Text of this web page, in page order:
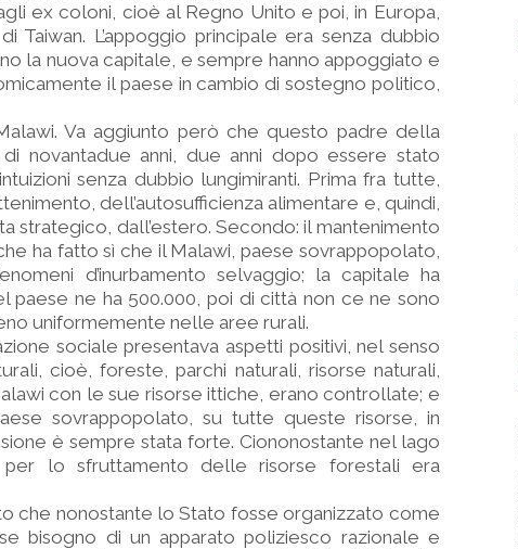
ex coloni, cioè al Regno Unito e poi, in Europa,
Taiwan. L’appoggio principale era senza dubbio
la nuova capitale, e sempre hanno appoggiato e
il paese in cambio di sostegno politico,
Va aggiunto però che questo padre della
novantadue anni, due anni dopo essere stato
senza dubbio lungimiranti. Prima fra tutte,
dell’autosufficienza alimentare e, quindi,
strategico, dall’estero. Secondo: il mantenimento
ha fatto sì che il Malawi, paese sovrappopolato,
d’inurbamento selvaggio; la capitale ha
paese ne ha 500.000, poi di città non ce ne sono
uniformemente nelle aree rurali.
sociale presentava aspetti positivi, nel senso
cioè, foreste, parchi naturali, risorse naturali,
con le sue risorse ittiche, erano controllate; e
sovrappopolato, su tutte queste risorse, in
è sempre stata forte. Ciononostante nel lago
lo sfruttamento delle risorse forestali era
che nonostante lo Stato fosse organizzato come
bisogno di un apparato poliziesco razionale e